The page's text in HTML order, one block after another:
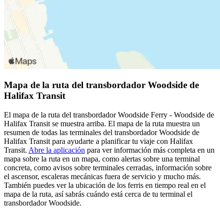
Mapa de la ruta del transbordador Woodside de
Halifax Transit
El mapa de la ruta del transbordador Woodside Ferry - Woodside de
Halifax Transit se muestra arriba. El mapa de la ruta muestra un
resumen de todas las terminales del transbordador Woodside de
Halifax Transit para ayudarte a planificar tu viaje con Halifax
Transit. Abre la aplicación para ver información más completa en un
mapa sobre la ruta en un mapa, como alertas sobre una terminal
concreta, como avisos sobre terminales cerradas, información sobre
el ascensor, escaleras mecánicas fuera de servicio y mucho más.
También puedes ver la ubicación de los ferris en tiempo real en el
mapa de la ruta, así sabrás cuándo está cerca de tu terminal el
transbordador Woodside.